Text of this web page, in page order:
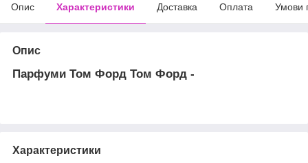
Опис Характеристики Доставка Оплата Умови
Опис
Парфуми Том Форд Том Форд -
Характеристики